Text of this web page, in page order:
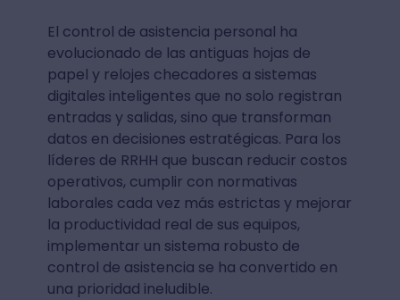
El control de asistencia personal ha
evolucionado de las antiguas hojas de
papel y relojes checadores a sistemas
digitales inteligentes que no solo registran
entradas y salidas, sino que transforman
datos en decisiones estratégicas. Para los
líderes de RRHH que buscan reducir costos
operativos, cumplir con normativas
laborales cada vez más estrictas y mejorar
la productividad real de sus equipos,
implementar un sistema robusto de
control de asistencia se ha convertido en
una prioridad ineludible.